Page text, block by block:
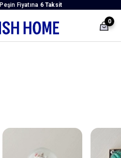
Fiyatına 6 Taksit
0